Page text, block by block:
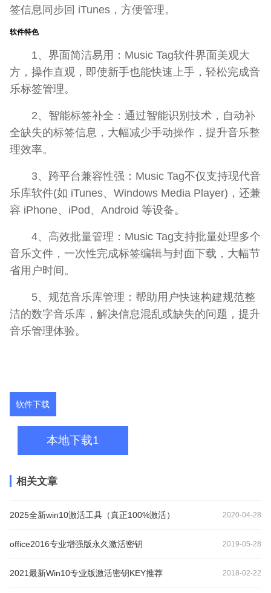
签信息同步回 iTunes，方便管理。
软件特色
1、界面简洁易用：Music Tag软件界面美观大
方，操作直观，即使新手也能快速上手，轻松完成音
乐标签管理。
2、智能标签补全：通过智能识别技术，自动补
全缺失的标签信息，大幅减少手动操作，提升音乐整
理效率。
3、跨平台兼容性强：Music Tag不仅支持现代音
乐库软件(如 iTunes、Windows Media Player)，还兼
容 iPhone、iPod、Android 等设备。
4、高效批量管理：Music Tag支持批量处理多个
音乐文件，一次性完成标签编辑与封面下载，大幅节
省用户时间。
5、规范音乐库管理：帮助用户快速构建规范整
洁的数字音乐库，解决信息混乱或缺失的问题，提升
音乐管理体验。
软件下载
本地下载1
相关文章
2025全新win10激活工具（真正100%激活） 2020-04-28
office2016专业增强版永久激活密钥 2019-05-28
2021最新Win10专业版激活密钥KEY推荐 2018-02-22